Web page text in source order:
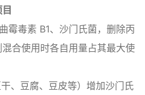
霉毒素 B1、沙门氏菌，删除丙
合使用时各自用量占其最大使
、豆腐、豆皮等）增加沙门氏